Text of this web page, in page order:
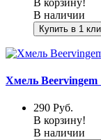
В корзину!
В наличии
Купить в 1
Хмель
290 Руб.
В корзину!
В наличии